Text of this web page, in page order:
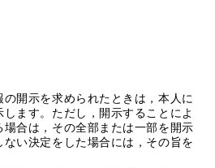
開示を求められたときは，本人に
ます。ただし，開示することによ
場合は，その全部または一部を開示
ない決定をした場合には，その旨を